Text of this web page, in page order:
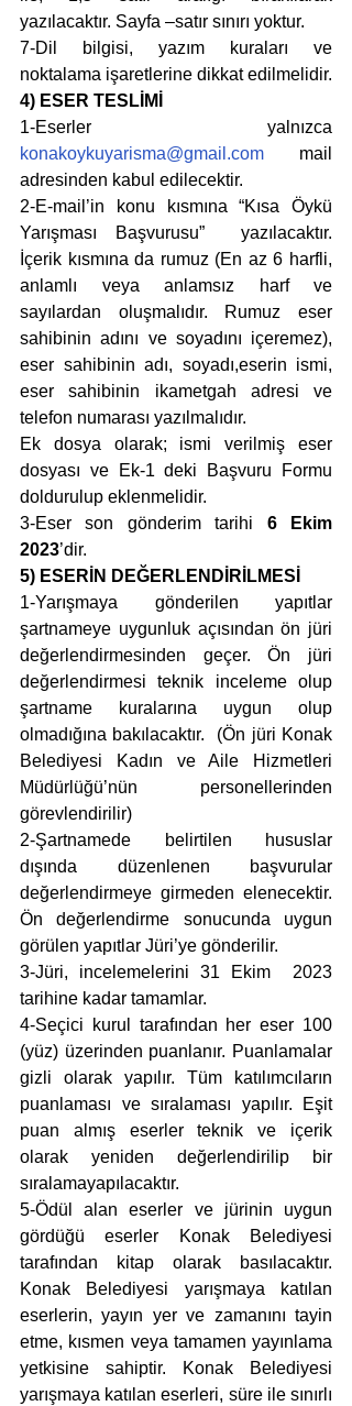
yazılacaktır. Sayfa –satır sınırı yoktur.
7-Dil bilgisi, yazım kuraları ve
noktalama işaretlerine dikkat edilmelidir.
4) ESER TESLİMİ
konakoykuyarisma@gmail.com mail
adresinden kabul edilecektir.
2-E-mail’in konu kısmına “Kısa Öykü
Yarışması Başvurusu”  yazılacaktır.
İçerik kısmına da rumuz (En az 6 harfli,
anlamlı veya anlamsız harf ve
sayılardan oluşmalıdır. Rumuz eser
sahibinin adını ve soyadını içeremez),
eser sahibinin adı, soyadı,eserin ismi,
eser sahibinin ikametgah adresi ve
telefon numarası yazılmalıdır.
Ek dosya olarak; ismi verilmiş eser
dosyası ve Ek-1 deki Başvuru Formu
doldurulup eklenmelidir.
3-Eser son gönderim tarihi 6 Ekim
2023’dir.
5) ESERİN DEĞERLENDİRİLMESİ
1-Yarışmaya gönderilen yapıtlar
şartnameye uygunluk açısından ön jüri
değerlendirmesinden geçer. Ön jüri
değerlendirmesi teknik inceleme olup
şartname kuralarına uygun olup
olmadığına bakılacaktır.  (Ön jüri Konak
Belediyesi Kadın ve Aile Hizmetleri
Müdürlüğü’nün personellerinden
görevlendirilir)
2-Şartnamede belirtilen hususlar
dışında düzenlenen başvurular
değerlendirmeye girmeden elenecektir.
Ön değerlendirme sonucunda uygun
görülen yapıtlar Jüri’ye gönderilir.
tarihine kadar tamamlar.
4-Seçici kurul tarafından her eser 100
(yüz) üzerinden puanlanır. Puanlamalar
gizli olarak yapılır. Tüm katılımcıların
puanlaması ve sıralaması yapılır. Eşit
puan almış eserler teknik ve içerik
olarak yeniden değerlendirilip bir
sıralamayapılacaktır.
5-Ödül alan eserler ve jürinin uygun
gördüğü eserler Konak Belediyesi
tarafından kitap olarak basılacaktır.
Konak Belediyesi yarışmaya katılan
eserlerin, yayın yer ve zamanını tayin
etme, kısmen veya tamamen yayınlama
yetkisine sahiptir. Konak Belediyesi
yarışmaya katılan eserleri, süre ile sınırlı